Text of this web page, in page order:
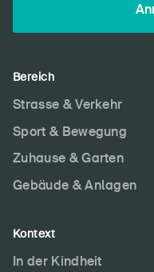
Bereich
Strasse & Verkehr
Sport & Bewegung
Zuhause & Garten
Gebäude & Anlagen
Kontext
In der Kindheit